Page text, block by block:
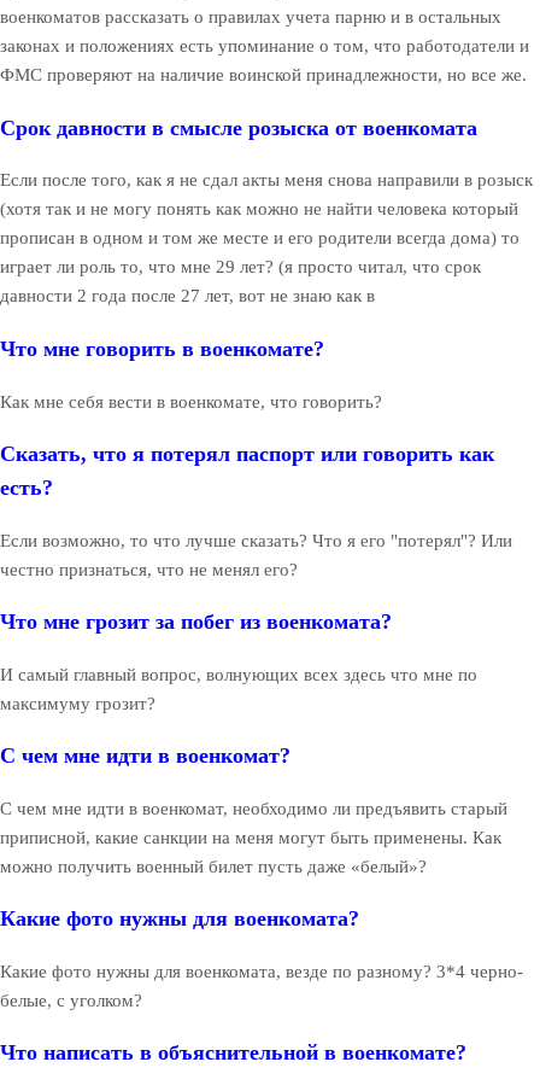
военкоматов рассказать о правилах учета парню и в остальных
законах и положениях есть упоминание о том, что работодатели и
ФМС проверяют на наличие воинской принадлежности, но все же.
Срок давности в смысле розыска от военкомата
Если после того, как я не сдал акты меня снова направили в розыск
(хотя так и не могу понять как можно не найти человека который
прописан в одном и том же месте и его родители всегда дома) то
играет ли роль то, что мне 29 лет? (я просто читал, что срок
давности 2 года после 27 лет, вот не знаю как в
Что мне говорить в военкомате?
Как мне себя вести в военкомате, что говорить?
Сказать, что я потерял паспорт или говорить как
есть?
Если возможно, то что лучше сказать? Что я его "потерял"? Или
честно признаться, что не менял его?
Что мне грозит за побег из военкомата?
И самый главный вопрос, волнующих всех здесь что мне по
максимуму грозит?
С чем мне идти в военкомат?
С чем мне идти в военкомат, необходимо ли предъявить старый
приписной, какие санкции на меня могут быть применены. Как
можно получить военный билет пусть даже «белый»?
Какие фото нужны для военкомата?
Какие фото нужны для военкомата, везде по разному? 3*4 черно-
белые, с уголком?
Что написать в объяснительной в военкомате?